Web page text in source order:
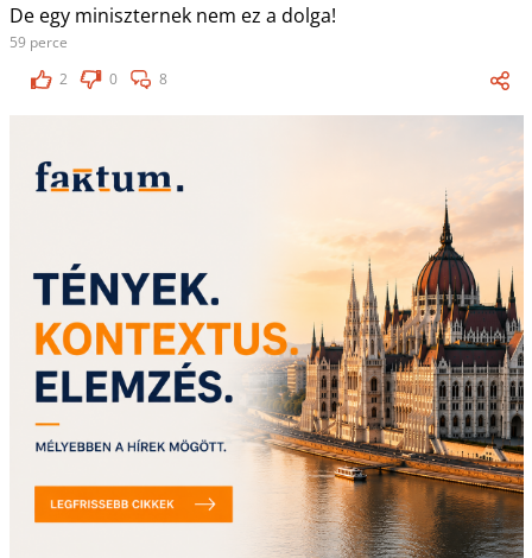
De egy miniszternek nem ez a dolga!
59 perce
2
0 8